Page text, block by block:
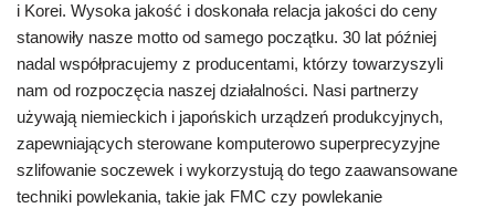
i Korei. Wysoka jakość i doskonała relacja jakości do ceny
stanowiły nasze motto od samego początku. 30 lat później
nadal współpracujemy z producentami, którzy towarzyszyli
nam od rozpoczęcia naszej działalności. Nasi partnerzy
używają niemieckich i japońskich urządzeń produkcyjnych,
zapewniających sterowane komputerowo superprecyzyjne
szlifowanie soczewek i wykorzystują do tego zaawansowane
techniki powlekania, takie jak FMC czy powlekanie